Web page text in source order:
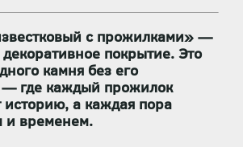
с прожилками»—
покрытие. Это
камня без его
— где каждый прожилок
историю, а каждая пора
и временем.